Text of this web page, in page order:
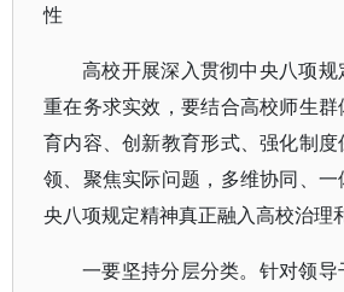
性
高校开展深入贯彻中央八项规
重在务求实效，要结合高校师生
育内容、创新教育形式、强化制度
领、聚焦实际问题，多维协同、
央八项规定精神真正融入高校治理
一要坚持分层分类。针对领